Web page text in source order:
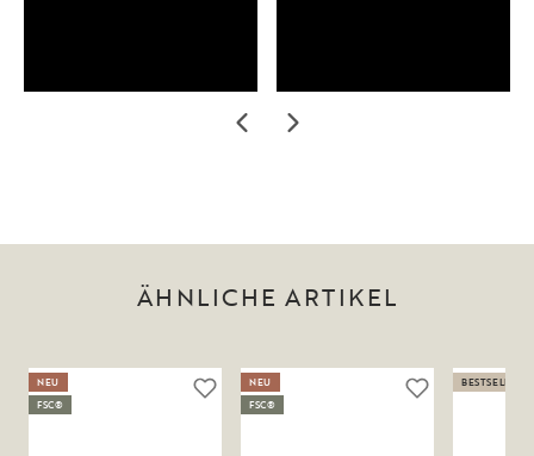
ÄHNLICHE ARTIKEL
NEU
FSC®
NEU
FSC®
BESTSELLER